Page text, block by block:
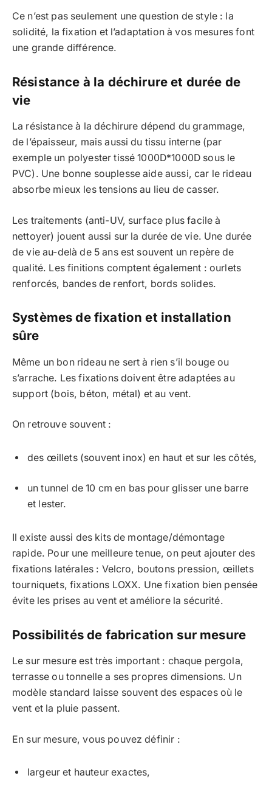
Ce n’est pas seulement une question de style : la
solidité, la fixation et l’adaptation à vos mesures font
une grande différence.
Résistance à la déchirure et durée de
vie
La résistance à la déchirure dépend du grammage,
de l’épaisseur, mais aussi du tissu interne (par
exemple un polyester tissé 1000D*1000D sous le
PVC). Une bonne souplesse aide aussi, car le rideau
absorbe mieux les tensions au lieu de casser.
Les traitements (anti-UV, surface plus facile à
nettoyer) jouent aussi sur la durée de vie. Une durée
de vie au-delà de 5 ans est souvent un repère de
qualité. Les finitions comptent également : ourlets
renforcés, bandes de renfort, bords solides.
Systèmes de fixation et installation
sûre
Même un bon rideau ne sert à rien s’il bouge ou
s’arrache. Les fixations doivent être adaptées au
support (bois, béton, métal) et au vent.
On retrouve souvent :
des œillets (souvent inox) en haut et sur les côtés,
un tunnel de 10 cm en bas pour glisser une barre
et lester.
Il existe aussi des kits de montage/démontage
rapide. Pour une meilleure tenue, on peut ajouter des
fixations latérales : Velcro, boutons pression, œillets
tourniquets, fixations LOXX. Une fixation bien pensée
évite les prises au vent et améliore la sécurité.
Possibilités de fabrication sur mesure
Le sur mesure est très important : chaque pergola,
terrasse ou tonnelle a ses propres dimensions. Un
modèle standard laisse souvent des espaces où le
vent et la pluie passent.
En sur mesure, vous pouvez définir :
largeur et hauteur exactes,